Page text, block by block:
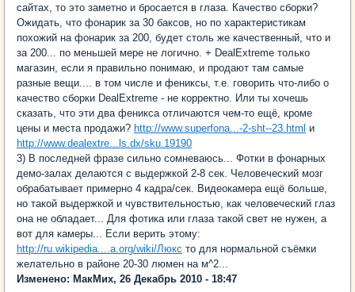
сайтах, то это заметно и бросается в глаза. Качество сборки?
Ожидать, что фонарик за 30 баксов, но по характеристикам
похожий на фонарик за 200, будет столь же качественный, что и
за 200... по меньшей мере не логично. + DealExtreme только
магазин, если я правильно понимаю, и продают там самые
разные вещи.... в том числе и фениксы, т.е. говорить что-либо о
качество сборки DealExtreme - не корректно. Или ты хочешь
сказать, что эти два феникса отличаются чем-то ещё, кроме
цены и места продажи? http://www.superfona...-2-sht--23.html и
http://www.dealextre...ls.dx/sku.19190
3) В последней фразе сильно сомневаюсь... Фотки в фонарных
демо-залах делаются с выдержкой 2-8 сек. Человеческий мозг
обрабатывает примерно 4 кадра/сек. Видеокамера ещё больше,
но такой выдержкой и чувствительностью, как человеческий глаз
она не обладает... Для фотика или глаза такой свет не нужен, а
вот для камеры... Если верить этому:
http://ru.wikipedia....a.org/wiki/Люкс то для нормальной съёмки
желательно в районе 20-30 люмен на м^2...
Изменено: МакМих, 26 Декабрь 2010 - 18:47